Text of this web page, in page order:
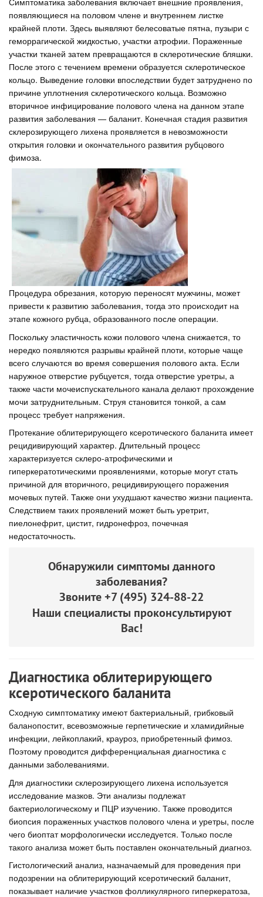
появляющиеся на половом члене и внутреннем листке
крайней плоти. Здесь выявляют белесоватые пятна, пузыри с
геморрагической жидкостью, участки атрофии. Пораженные
участки тканей затем превращаются в склеротические бляшки.
После этого с течением времени образуется склеротическое
кольцо. Выведение головки впоследствии будет затруднено по
причине уплотнения склеротического кольца. Возможно
вторичное инфицирование полового члена на данном этапе
развития заболевания — баланит. Конечная стадия развития
склерозирующего лихена проявляется в невозможности
открытия головки и окончательного развития рубцового
фимоза.
Процедура обрезания, которую переносят мужчины, может
привести к развитию заболевания, тогда это происходит на
этапе кожного рубца, образованного после операции.
Поскольку эластичность кожи полового члена снижается, то
нередко появляются разрывы крайней плоти, которые чаще
всего случаются во время совершения полового акта. Если
наружное отверстие рубцуется, тогда отверстие уретры, а
также части мочеиспускательного канала делают прохождение
мочи затруднительным. Струя становится тонкой, а сам
процесс требует напряжения.
Протекание облитерирующего ксеротического баланита имеет
рецидивирующий характер. Длительный процесс
характеризуется склеро-атрофическими и
гиперкератотическими проявлениями, которые могут стать
причиной для вторичного, рецидивирующего поражения
мочевых путей. Также они ухудшают качество жизни пациента.
Следствием таких проявлений может быть уретрит,
пиелонефрит, цистит, гидронефроз, почечная
недостаточность.
Обнаружили симптомы данного
заболевания?
Звоните+7 (495) 324-88-22
Наши специалисты проконсультируют
Вас!
Диагностика облитерирующего
ксеротического баланита
Сходную симптоматику имеют бактериальный, грибковый
баланопостит, всевозможные герпетические и хламидийные
инфекции, лейкоплакий, крауроз, приобретенный фимоз.
Поэтому проводится дифференциальная диагностика с
данными заболеваниями.
Для диагностики склерозирующего лихена используется
исследование мазков. Эти анализы подлежат
бактериологическому и ПЦР изучению. Также проводится
биопсия пораженных участков полового члена и уретры, после
чего биоптат морфологически исследуется. Только после
такого анализа может быть поставлен окончательный диагноз.
Гистологический анализ, назначаемый для проведения при
подозрении на облитерирующий ксеротический баланит,
показывает наличие участков фолликулярного гиперкератоза,